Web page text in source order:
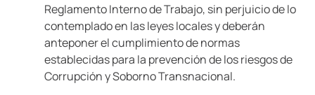
Reglamento Interno de Trabajo, sin perjuicio de lo
contemplado en las leyes locales y deberán
anteponer el cumplimiento de normas
establecidas para la prevención de los riesgos de
Corrupción y Soborno Transnacional.